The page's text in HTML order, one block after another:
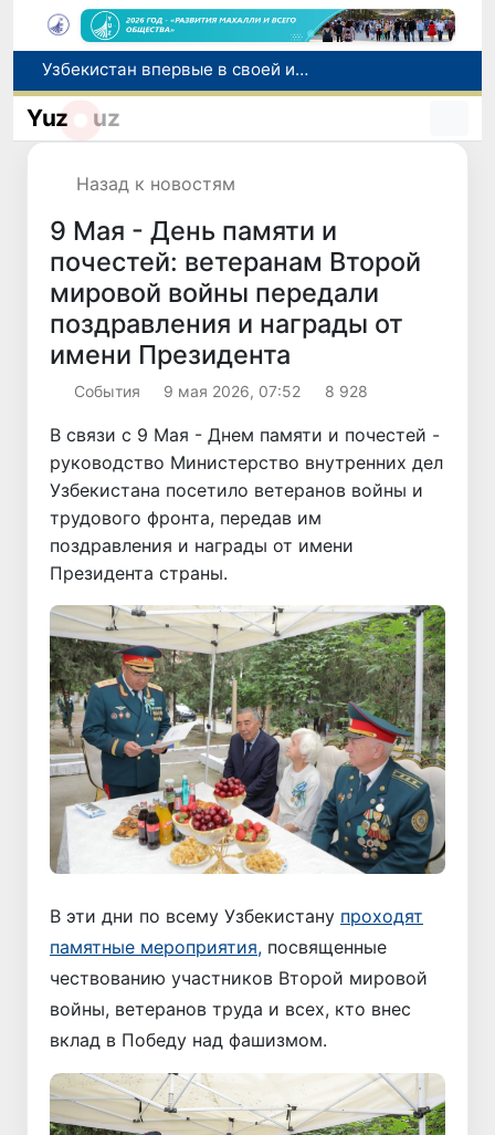
Число пользователей мобильного интернета в Узбекистане за 10 лет выросло в 4,3 раза
При содействии Генконсульства Узбекистана соотечественница, перенесшая инсульт в Алматы, вернулась на родину
Yuz uz
Назад к новостям
9 Мая - День памяти и
почестей: ветеранам Второй
мировой войны передали
поздравления и награды от
имени Президента
Cобытия 9 мая 2026, 07:52 8 928
В связи с 9 Мая - Днем памяти и почестей -
руководство Министерство внутренних дел
Узбекистана посетило ветеранов войны и
трудового фронта, передав им
поздравления и награды от имени
Президента страны.
В эти дни по всему Узбекистану проходят
памятные мероприятия, посвященные
чествованию участников Второй мировой
войны, ветеранов труда и всех, кто внес
вклад в Победу над фашизмом.